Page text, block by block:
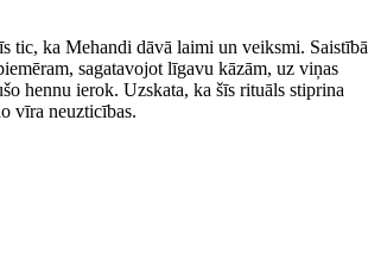
tic, ka Mehandi dāvā laimi un veiksmi. Saistībā
sagatavojot līgavu kāzām, uz viņas
hennu ierok. Uzskata, ka šīs rituāls stiprina
vīra neuzticības.